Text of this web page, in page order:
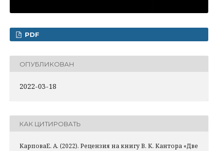
PDF
ОПУБЛИКОВАН
2022-03-18
КАК ЦИТИРОВАТЬ
КарповаЕ. А. (2022). Рецензия на книгу В. К. Кантора «Две